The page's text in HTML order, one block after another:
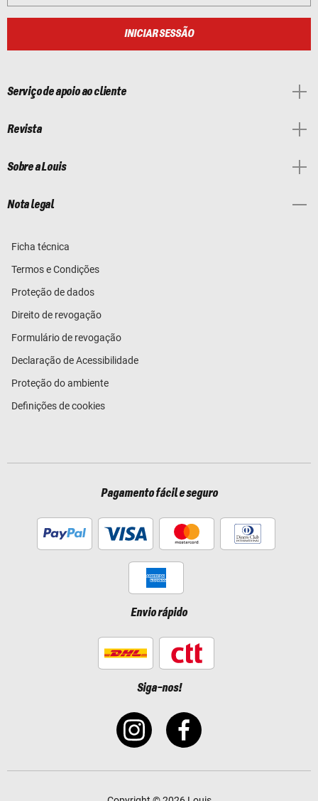
INICIAR SESSÃO
Serviço de apoio ao cliente
Revista
Sobre a Louis
Nota legal
Ficha técnica
Termos e Condições
Proteção de dados
Direito de revogação
Formulário de revogação
Declaração de Acessibilidade
Proteção do ambiente
Definições de cookies
Pagamento fácil e seguro
Envio rápido
Siga-nos!